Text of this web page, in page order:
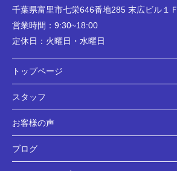
千葉県富里市七栄646番地285 末広ビル１Ｆ
営業時間： 9:30~18:00
定休日： 火曜日・水曜日
トップページ
スタッフ
お客様の声
ブログ